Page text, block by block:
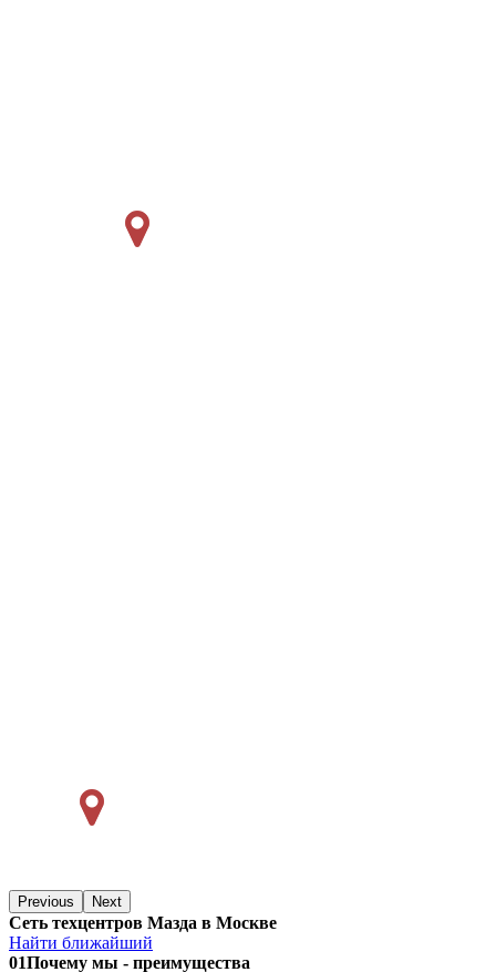
Previous Next
Сеть техцентров Мазда в Москве
Найти ближайший
01Почему мы - преимущества